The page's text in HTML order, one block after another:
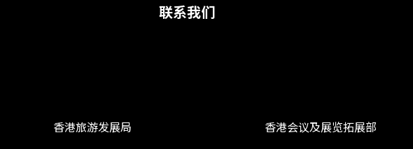
联系我们
香港旅游发展局
香港会议及展览拓展部